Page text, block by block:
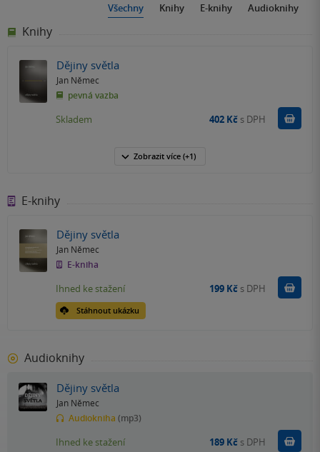
Všechny Knihy E-knihy Audioknihy
Knihy
Dějiny světla
Jan Němec
pevná vazba
Skladem 402 Kč s DPH
Zobrazit více (+1)
E-knihy
Dějiny světla
Jan Němec
E-kniha
Stáhnout ukázku
Ihned ke stažení 199 Kč s DPH Koupit
Audioknihy
Dějiny světla
Jan Němec
Audiokniha (mp3)
Ihned ke stažení 189 Kč s DPH Koupit